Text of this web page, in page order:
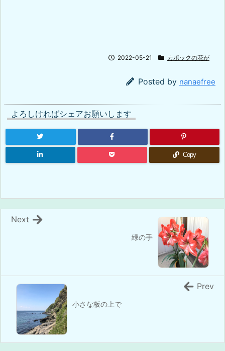
2022-05-21 カポックの花が
Posted by nanaefree
よろしければシェアお願いします
Copy
緑の手
Next
小さな板の上で
Prev